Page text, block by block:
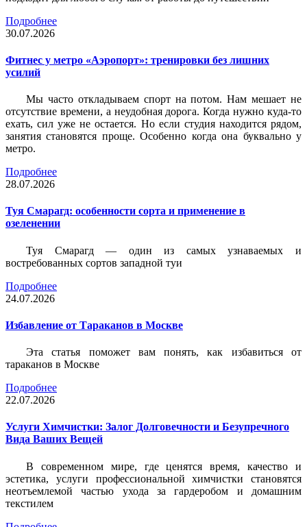
Подробнее
30.07.2026
Фитнес у метро «Аэропорт»: тренировки без лишних
усилий
Мы часто откладываем спорт на потом. Нам мешает не
отсутствие времени, а неудобная дорога. Когда нужно куда-то
ехать, сил уже не остается. Но если студия находится рядом,
занятия становятся проще. Особенно когда она буквально у
метро.
Подробнее
28.07.2026
Туя Смарагд: особенности сорта и применение в
озеленении
Туя Смарагд — один из самых узнаваемых и
востребованных сортов западной туи
Подробнее
24.07.2026
Избавление от Тараканов в Москве
Эта статья поможет вам понять, как избавиться от
тараканов в Москве
Подробнее
22.07.2026
Услуги Химчистки: Залог Долговечности и Безупречного
Вида Ваших Вещей
В современном мире, где ценятся время, качество и
эстетика, услуги профессиональной химчистки становятся
неотъемлемой частью ухода за гардеробом и домашним
текстилем